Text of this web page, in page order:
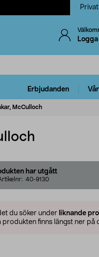
Erbjudanden
McCulloch
har utgått
40-9130
du söker under liknande
finns längst ner på